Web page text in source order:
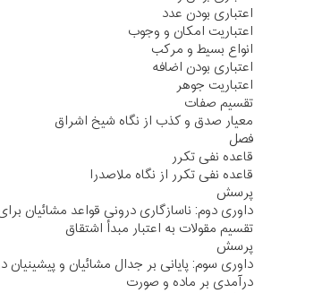
اعتباری بودن عدد
اعتباریت امکان و وجوب
انواع بسیط و مرکب
اعتباری بودن اضافه
اعتباریت جوهر
تقسیم صفات
معیار صدق و کذب از نگاه شیخ اشراق
فصل
قاعده نفی تکرر
قاعده نفی تکرر از نگاه ملاصدرا
پرسش
داوری دوم: ناسازگاری درونی قواعد مشائیان
تقسیم مقولات به اعتبار مبدأ اشتقاق
پرسش
داوری سوم: پایانی بر جدال مشائیان و
درآمدی بر ماده و صورت